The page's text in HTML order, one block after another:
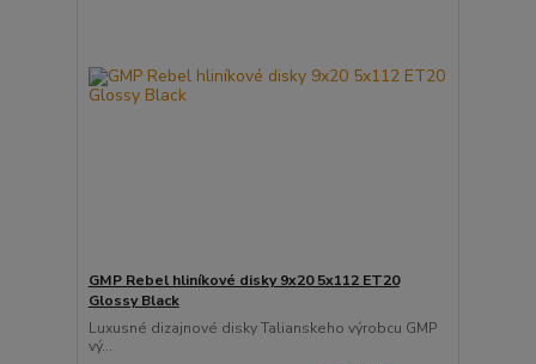
GMP Rebel hliníkové disky 9x20 5x112 ET20
Glossy Black
Luxusné dizajnové disky Talianskeho výrobcu GMP
vý...